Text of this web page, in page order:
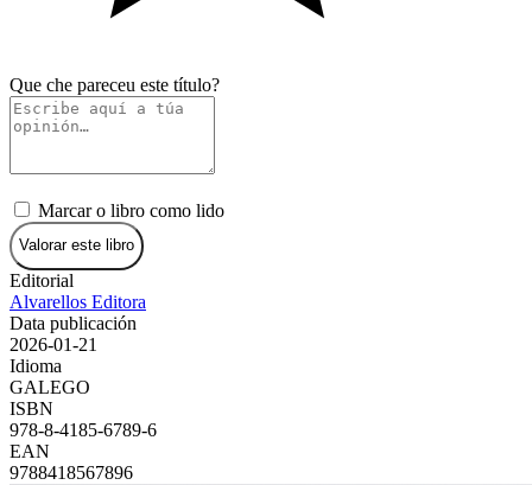
Que che pareceu este título?
Marcar o libro como lido
Valorar este libro
Editorial
Alvarellos Editora
Data publicación
2026-01-21
Idioma
GALEGO
ISBN
978-8-4185-6789-6
EAN
9788418567896